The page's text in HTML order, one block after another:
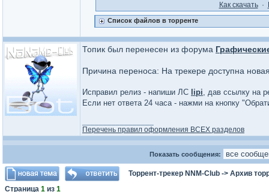
Как cкачать·
Список файлов в торренте
Топик был перенесен из форума
Причина переноса: На трекере доступна
Исправил релиз - напиши ЛС lipi, дав ссылку на
Если нет ответа 24 часа - нажми на кнопку
Перечень правил оформления ВСЕХ разделов
Показать сообщения:
Торрент-трекер NNM-Club -> Архив
Страница 1 из 1